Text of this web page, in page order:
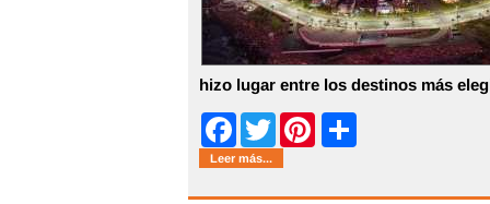
hizo lugar entre los destinos más
FacebookTwitter Pinterest
Leer más...